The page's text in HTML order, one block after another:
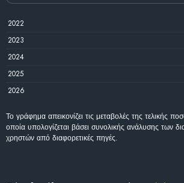
2022
2023
2024
2025
2026
Το γράφημα απεικονίζει τις μεταβολές της τελικής
οποία υπολογίζεται βάσει συνολικής ανάλυσης των
χρηστών από διαφορετικές πηγές.